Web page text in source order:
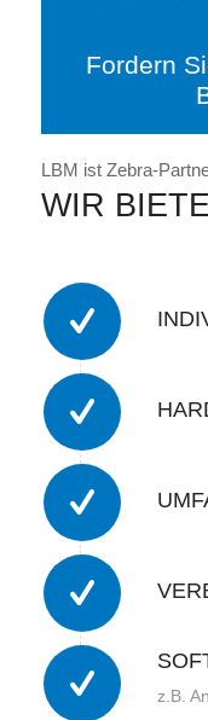
Fordern
LBM ist Zebra-
WIR
z.B.